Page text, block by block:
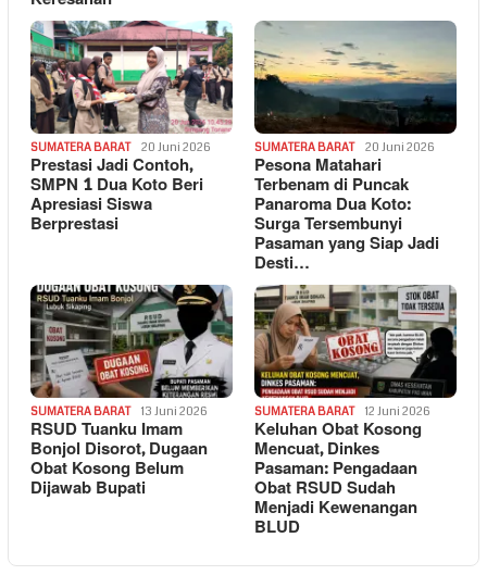
SUMATERA BARAT 20 Juni 2026
Prestasi Jadi Contoh,
SMPN 1 Dua Koto Beri
Apresiasi Siswa
Berprestasi
SUMATERA BARAT 20 Juni 2026
Pesona Matahari
Terbenam di Puncak
Panaroma Dua Koto:
Surga Tersembunyi
Pasaman yang Siap Jadi
Desti…
SUMATERA BARAT 13 Juni 2026
RSUD Tuanku Imam
Bonjol Disorot, Dugaan
Obat Kosong Belum
Dijawab Bupati
SUMATERA BARAT 12 Juni 2026
Keluhan Obat Kosong
Mencuat, Dinkes
Pasaman: Pengadaan
Obat RSUD Sudah
Menjadi Kewenangan
BLUD